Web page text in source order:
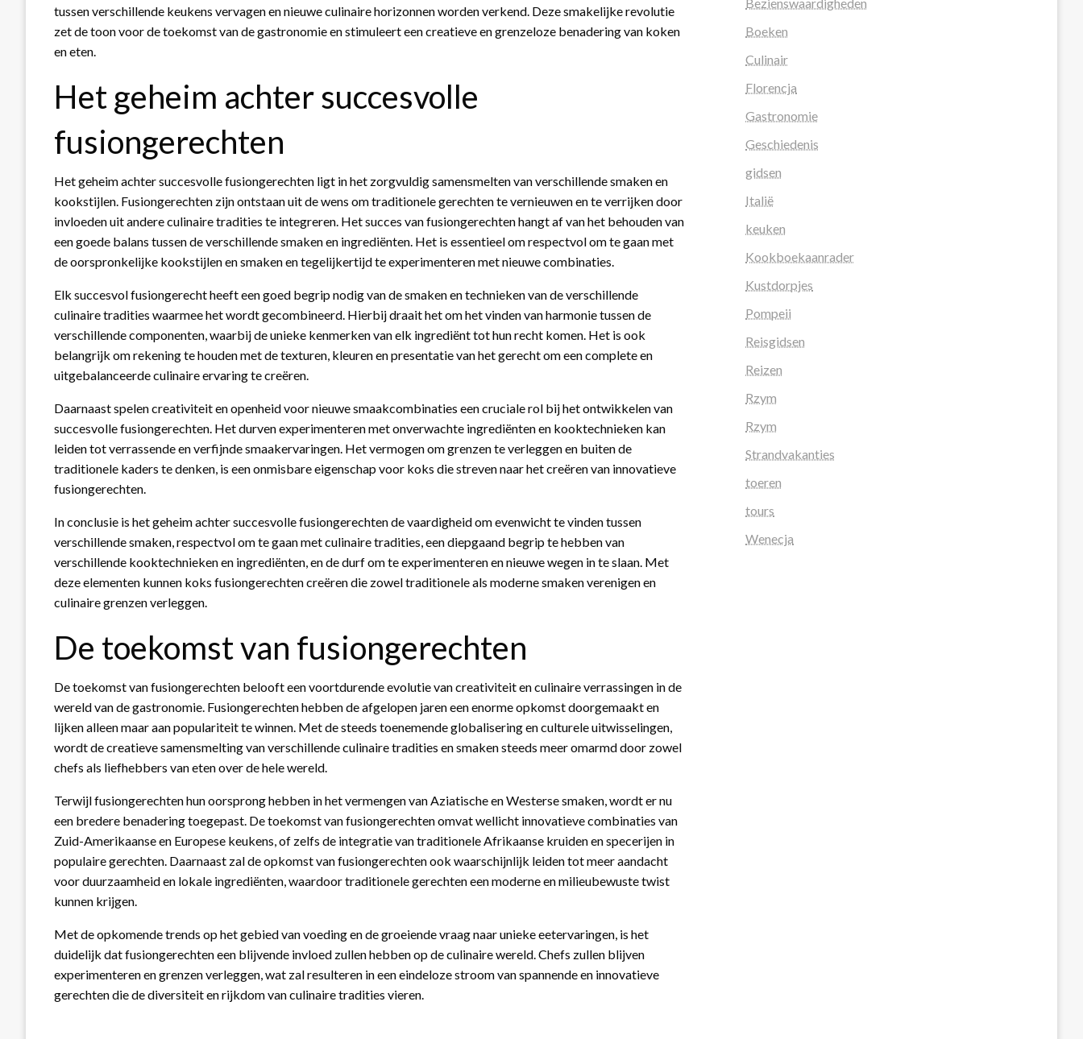
tussen verschillende keukens vervagen en nieuwe culinaire horizonnen worden verkend. Deze smakelijke revolutie
zet de toon voor de toekomst van de gastronomie en stimuleert een creatieve en grenzeloze benadering van koken
en eten.
Het geheim achter succesvolle
fusiongerechten
Het geheim achter succesvolle fusiongerechten ligt in het zorgvuldig samensmelten van verschillende smaken en
kookstijlen. Fusiongerechten zijn ontstaan uit de wens om traditionele gerechten te vernieuwen en te verrijken door
invloeden uit andere culinaire tradities te integreren. Het succes van fusiongerechten hangt af van het behouden van
een goede balans tussen de verschillende smaken en ingrediënten. Het is essentieel om respectvol om te gaan met
de oorspronkelijke kookstijlen en smaken en tegelijkertijd te experimenteren met nieuwe combinaties.
Elk succesvol fusiongerecht heeft een goed begrip nodig van de smaken en technieken van de verschillende
culinaire tradities waarmee het wordt gecombineerd. Hierbij draait het om het vinden van harmonie tussen de
verschillende componenten, waarbij de unieke kenmerken van elk ingrediënt tot hun recht komen. Het is ook
belangrijk om rekening te houden met de texturen, kleuren en presentatie van het gerecht om een complete en
uitgebalanceerde culinaire ervaring te creëren.
Daarnaast spelen creativiteit en openheid voor nieuwe smaakcombinaties een cruciale rol bij het ontwikkelen van
succesvolle fusiongerechten. Het durven experimenteren met onverwachte ingrediënten en kooktechnieken kan
leiden tot verrassende en verfijnde smaakervaringen. Het vermogen om grenzen te verleggen en buiten de
traditionele kaders te denken, is een onmisbare eigenschap voor koks die streven naar het creëren van innovatieve
fusiongerechten.
In conclusie is het geheim achter succesvolle fusiongerechten de vaardigheid om evenwicht te vinden tussen
verschillende smaken, respectvol om te gaan met culinaire tradities, een diepgaand begrip te hebben van
verschillende kooktechnieken en ingrediënten, en de durf om te experimenteren en nieuwe wegen in te slaan. Met
deze elementen kunnen koks fusiongerechten creëren die zowel traditionele als moderne smaken verenigen en
culinaire grenzen verleggen.
De toekomst van fusiongerechten
De toekomst van fusiongerechten belooft een voortdurende evolutie van creativiteit en culinaire verrassingen in de
wereld van de gastronomie. Fusiongerechten hebben de afgelopen jaren een enorme opkomst doorgemaakt en
lijken alleen maar aan populariteit te winnen. Met de steeds toenemende globalisering en culturele uitwisselingen,
wordt de creatieve samensmelting van verschillende culinaire tradities en smaken steeds meer omarmd door zowel
chefs als liefhebbers van eten over de hele wereld.
Terwijl fusiongerechten hun oorsprong hebben in het vermengen van Aziatische en Westerse smaken, wordt er nu
een bredere benadering toegepast. De toekomst van fusiongerechten omvat wellicht innovatieve combinaties van
Zuid-Amerikaanse en Europese keukens, of zelfs de integratie van traditionele Afrikaanse kruiden en specerijen in
populaire gerechten. Daarnaast zal de opkomst van fusiongerechten ook waarschijnlijk leiden tot meer aandacht
voor duurzaamheid en lokale ingrediënten, waardoor traditionele gerechten een moderne en milieubewuste twist
kunnen krijgen.
Met de opkomende trends op het gebied van voeding en de groeiende vraag naar unieke eetervaringen, is het
duidelijk dat fusiongerechten een blijvende invloed zullen hebben op de culinaire wereld. Chefs zullen blijven
experimenteren en grenzen verleggen, wat zal resulteren in een eindeloze stroom van spannende en innovatieve
gerechten die de diversiteit en rijkdom van culinaire tradities vieren.
Boeken
Culinair
Florencja
Gastronomie
Geschiedenis
gidsen
Italië
keuken
Kookboekaanrader
Kustdorpjes
Pompeii
Reisgidsen
Reizen
Rzym
Rzym
Strandvakanties
toeren
tours
Wenecja